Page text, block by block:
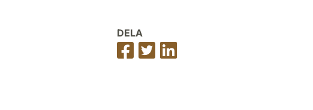
DELA
Dela
på
Dela
på
på